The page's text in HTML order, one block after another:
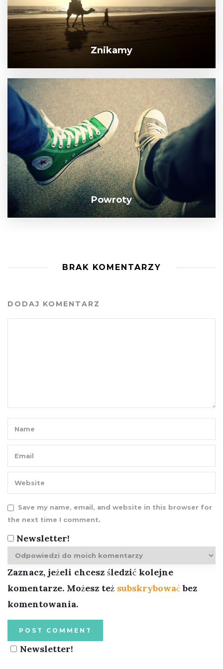
Znikamy
Powroty
BRAK KOMENTARZY
DODAJ KOMENTARZ
Save my name, email, and website in this browser for
the next time I comment.
Newsletter!
Zaznacz, jeżeli chcesz śledzić kolejne
komentarze. Możesz też subskrybowaćbez
komentowania.
Newsletter!